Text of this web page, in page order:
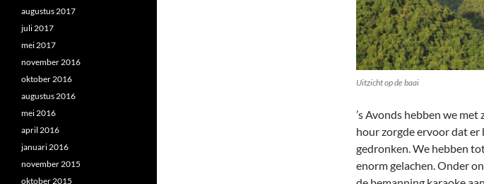
Uitzicht op de baai
’s Avonds hebben we
hour zorgde ervoor dat
gedronken. We hebben
enorm gelachen. Onder
augustus 2017
juli 2017
mei 2017
november 2016
oktober 2016
augustus 2016
mei 2016
april 2016
januari 2016
november 2015
oktober 2015